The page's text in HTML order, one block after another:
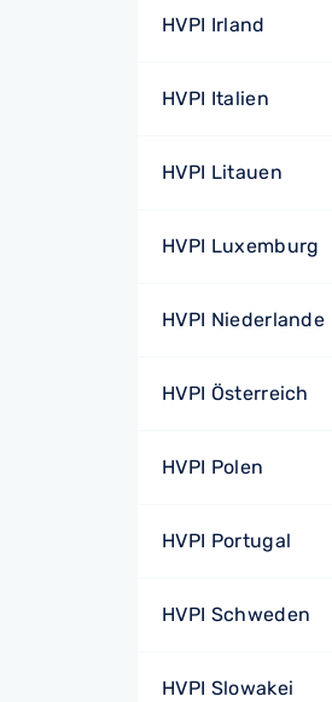
HVPI Irland
HVPI Italien
HVPI Litauen
HVPI Luxemburg
HVPI Niederlande
HVPI Österreich
HVPI Polen
HVPI Portugal
HVPI Schweden
HVPI Slowakei